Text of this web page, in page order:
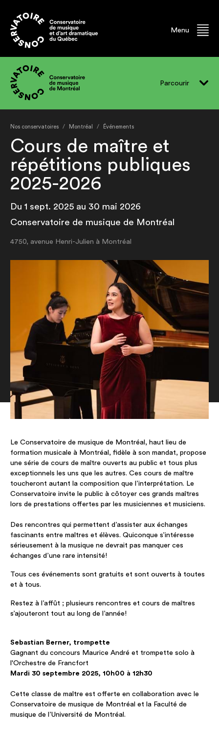
Menu
Parcourir
Programmes
Professeur.e.s
Ancien.ne.s
Nos conservatoires Montréal Événements
Cours de maître et
répétitions publiques
2025-2026
Du 1 sept. 2025 au 30 mai 2026
Conservatoire de musique de Montréal
4750, avenue Henri-Julien à Montréal
Le Conservatoire de musique de Montréal, haut lieu de
formation musicale à Montréal, fidèle à son mandat, propose
une série de cours de maître ouverts au public et tous plus
exceptionnels les uns que les autres. Ces cours de maître
toucheront autant la composition que l’interprétation. Le
Conservatoire invite le public à côtoyer ces grands maîtres
lors de prestations offertes par les musiciennes et musiciens.
Des rencontres qui permettent d’assister aux échanges
fascinants entre maîtres et élèves. Quiconque s’intéresse
sérieusement à la musique ne devrait pas manquer ces
échanges d’une rare intensité!
Tous ces événements sont gratuits et sont ouverts à toutes
et à tous.
Restez à l’affût ; plusieurs rencontres et cours de maîtres
s’ajouteront tout au long de l’année!
Sebastian Berner, trompette
Gagnant du concours Maurice André et trompette solo à
l'Orchestre de Francfort
Mardi 30 septembre 2025, 10h00 à 12h30
Cette classe de maître est offerte en collaboration avec le
Conservatoire de musique de Montréal et la Faculté de
musique de l’Université de Montréal.